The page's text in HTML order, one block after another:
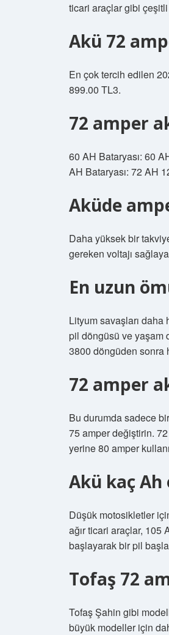
ticari araçlar gibi
Akü 72
En çok tercih edilen
899.00 TL3.
72 amper
60 AH Bataryası: 60
AH Bataryası: 72 AH
Aküde
Daha yüksek bir
gereken voltajı
En uzun
Lityum savaşları daha
pil döngüsü ve yaşam
3800 döngüden sonra
72 amper
Bu durumda sadece
75 amper değiştirin.
yerine 80 amper
Akü kaç Ah
Düşük motosikletler
ağır ticari araçlar, 105
başlayarak bir pil
Tofaş 72
Tofaş Şahin gibi
büyük modeller için